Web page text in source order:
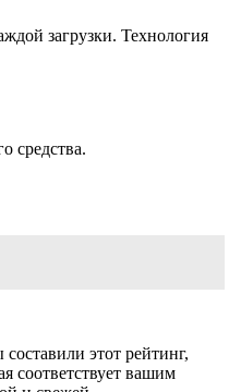
загрузки. Технология
средства.
этот рейтинг,
соответствует вашим